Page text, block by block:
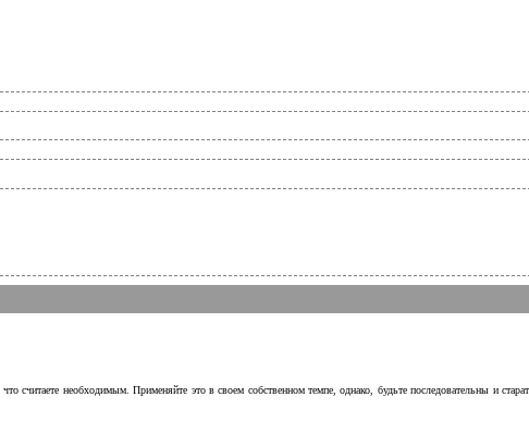
считаете необходимым. Применяйте это в своем собственном темпе, однако, будьте последовательны и